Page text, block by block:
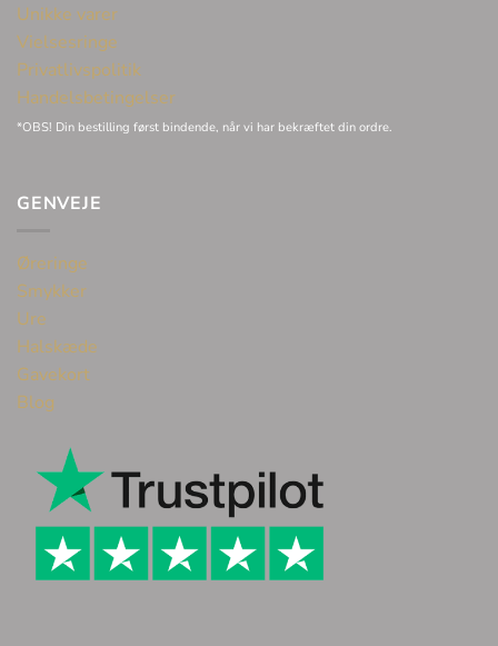
Unikke varer
Vielsesringe
Privatlivspolitik
Handelsbetingelser
*OBS! Din bestilling først bindende, når vi har bekræftet din ordre.
GENVEJE
Øreringe
Smykker
Ure
Halskæde
Gavekort
Blog